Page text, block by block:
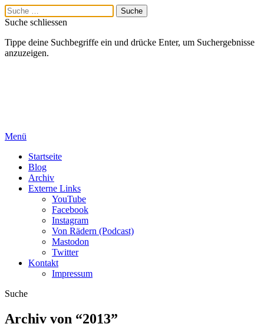
Suche schliessen
Tippe deine Suchbegriffe ein und drücke Enter, um Suchergebnisse
anzuzeigen.
Menü
Startseite
Blog
Archiv
Externe Links
YouTube
Facebook
Instagram
Von Rädern (Podcast)
Mastodon
Twitter
Kontakt
Impressum
Suche
Archiv von “2013”